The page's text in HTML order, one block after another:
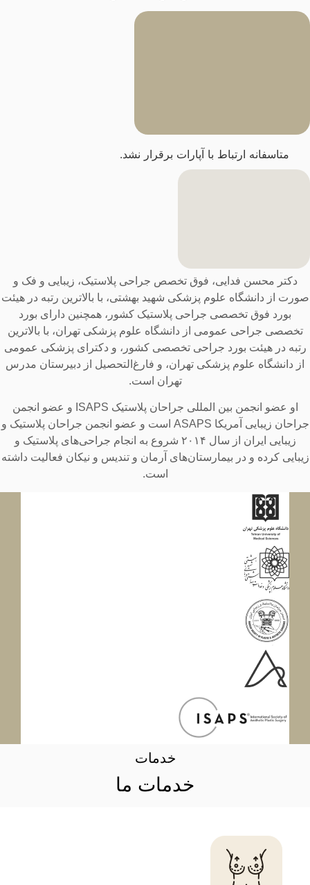
ارتباط با آپارات برقرار نشد.
محسن فدایی، فوق تخصص جراحی پلاستیک، زیبایی و فک و
دانشگاه علوم پزشکی شهید بهشتی، با بالاترین رتبه در هیئت
فوق تخصصی جراحی پلاستیک کشور، همچنین دارای بورد
جراحی عمومی از دانشگاه علوم پزشکی تهران، با بالاترین
در هیئت بورد جراحی تخصصی کشور، و دکترای پزشکی عمومی
علوم پزشکی تهران، و فارغ‌التحصیل از دبیرستان مدرس
تهران است.
او عضو انجمن بین المللی جراحان پلاستیک ISAPS و عضو انجمن
جراحان زیبایی آمریکا ASAPS است و عضو انجمن جراحان پلاستیک و
زیبایی ایران از سال ۲۰۱۴ شروع به انجام جراحی‌های پلاستیک و
کرده و در بیمارستان‌های آرمان و تندیس و نیکان فعالیت داشته
خدمات
خدمات ما